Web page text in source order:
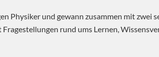
Physiker und gewann zusammen mit zwei
rund ums Lernen,